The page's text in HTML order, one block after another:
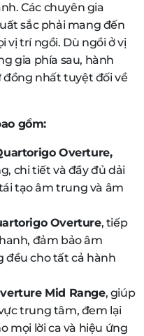
Các chuyên gia
sắc phải mang đến
vị trí ngồi. Dù ngồi ở vị
gia phía sau, hành
đồng nhất tuyệt đối về
gồm:
Overture,
chi tiết và đầy đủ dải
tạo âm trung và âm
Overture, tiếp
đảm bảo âm
cho tất cả hành
Mid Range, giúp
trung tâm, đem lại
mọi lời ca và hiệu ứng